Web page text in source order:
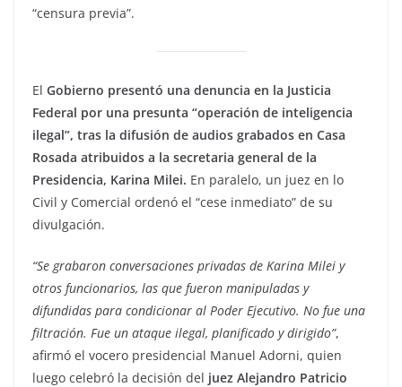
“censura previa”.
El Gobierno presentó una denuncia en la Justicia
Federal por una presunta “operación de inteligencia
ilegal”, tras la difusión de audios grabados en Casa
Rosada atribuidos a la secretaria general de la
Presidencia, Karina Milei. En paralelo, un juez en lo
Civil y Comercial ordenó el “cese inmediato” de su
divulgación.
“Se grabaron conversaciones privadas de Karina Milei y
otros funcionarios, las que fueron manipuladas y
difundidas para condicionar al Poder Ejecutivo. No fue una
filtración. Fue un ataque ilegal, planificado y dirigido”,
afirmó el vocero presidencial Manuel Adorni, quien
luego celebró la decisión del juez Alejandro Patricio